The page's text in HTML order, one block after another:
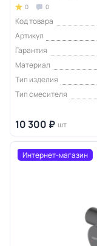
0 0
Код товара
Артикул
Гарантия
Материал
Тип изделия
Тип смесителя
10 300 ₽ шт
Интернет-магазин